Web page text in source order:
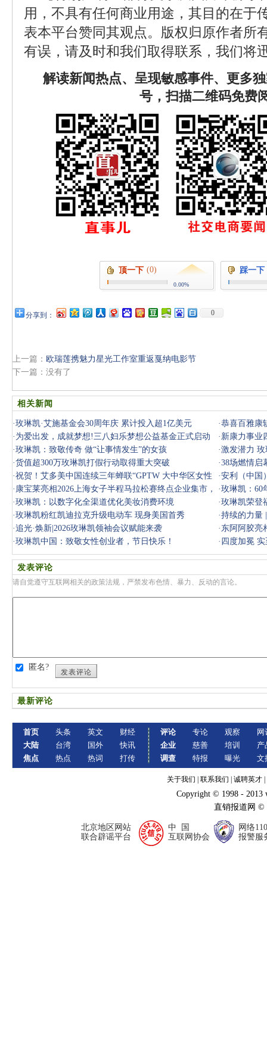
用，不具有任何商业用途，其目的在于
表本平台赞同其观点。版权归原作者所
有误，请及时和我们取得联系，我们将
解读新闻热点、呈现敏感事件、更多
号，扫描二维码免费
顶一下 (0)
0.00%
踩一下
分享到： 0
上一篇： 欧瑞莲携魅力星光工作室重返戛纳电影节
下一篇：没有了
相关新闻
·玫琳凯·艾施基金会30周年庆 累计投入超1亿美元 ·恭喜百雅康
· 为爱出发，成就梦想!三八妇乐梦想公益基金正式启动 · 新康力事业
·玫琳凯：致敬传奇 做“让事情发生”的女孩 ·激发潜力
·货值超300万玫琳凯打假行动取得重大突破 ·38场燃情启
刻”
·祝贺！艾多美中国连续三年蝉联“GPTW 大中华区女性
最佳职场”
·安利（中国
女性峰会
· 康宝莱亮相2026上海女子半程马拉松赛终点企业集市，
以科学营养
·玫琳凯：60
·玫琳凯：以数字化全渠道优化美妆消费环境 ·玫琳凯荣登
·玫琳凯粉红凯迪拉克升级电动车 现身美国首秀 ·持续的力量
·追光·焕新|2026玫琳凯领袖会议赋能来袭 · 东阿阿胶亮
·玫琳凯中国：致敬女性创业者，节日快乐！ · 四度加冕
发表评论
请自觉遵守互联网相关的政策法规，严禁发布色情、暴力、反动的言论。
匿名?
发表评论
最新评论
首页
大陆
焦点
头条
台湾
热点
英文
国外
热词
财经
快讯
打传
评论
企业
调查
专论
慈善
特报
观察
培训
曝光
网
产
文
关于我们 联系我们 诚聘英才
Copyright © 1998 - 2013
直销报道网
北京地区网站
联合辟谣平台
中 国
互联网协会
网络110
报警服